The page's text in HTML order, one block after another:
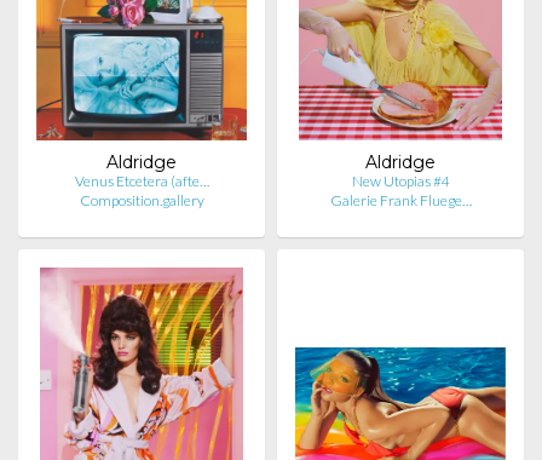
Aldridge
Venus Etcetera (afte…
Composition.gallery
Aldridge
New Utopias #4
Galerie Frank Fluege…